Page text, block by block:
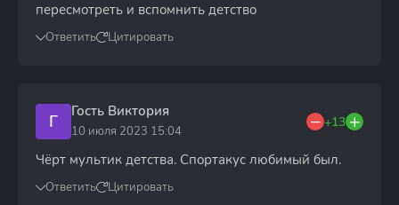
пересмотреть и вспомнить детство
Ответить Цитировать
Г Гость Виктория
10 июля 2023 15:04
+13
Чёрт мультик детства. Спортакус любимый был.
Ответить Цитировать